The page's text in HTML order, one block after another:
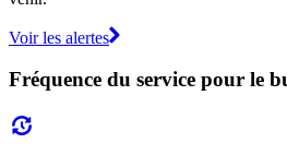
Voir les alertes
Fréquence du service pour le